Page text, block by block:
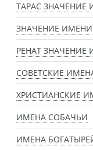
ТАРАС
ЗНАЧЕНИЕ ИМЕНИ
РЕНАТ
СОВЕТСКИЕ
ХРИСТИАНСКИЕ
ИМЕНА СОБАЧЬИ
ИМЕНА